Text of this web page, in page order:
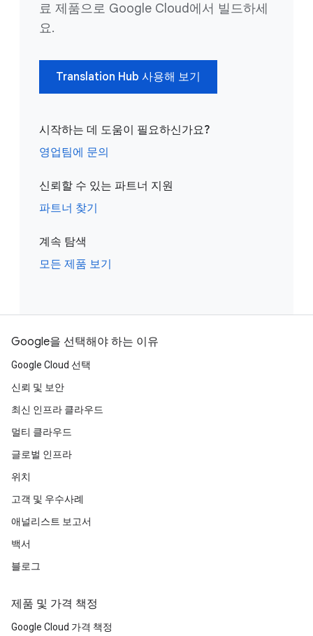
료 제품으로 Google Cloud에서 빌드하세
요.
Translation Hub 사용해 보기
시작하는 데 도움이 필요하신가요?
영업팀에 문의
신뢰할 수 있는 파트너 지원
파트너 찾기
계속 탐색
모든 제품 보기
Google을 선택해야 하는 이유
Google Cloud 선택
신뢰 및 보안
최신 인프라 클라우드
멀티 클라우드
글로벌 인프라
위치
고객 및 우수사례
애널리스트 보고서
백서
블로그
제품 및 가격 책정
Google Cloud 가격 책정